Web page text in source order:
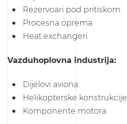
Rezervoari pod pritiskom
Procesna oprema
Heat exchangeri
Vazduhoplovna industrija:
Dijelovi aviona
Helikopterske konstrukcije
Komponente motora